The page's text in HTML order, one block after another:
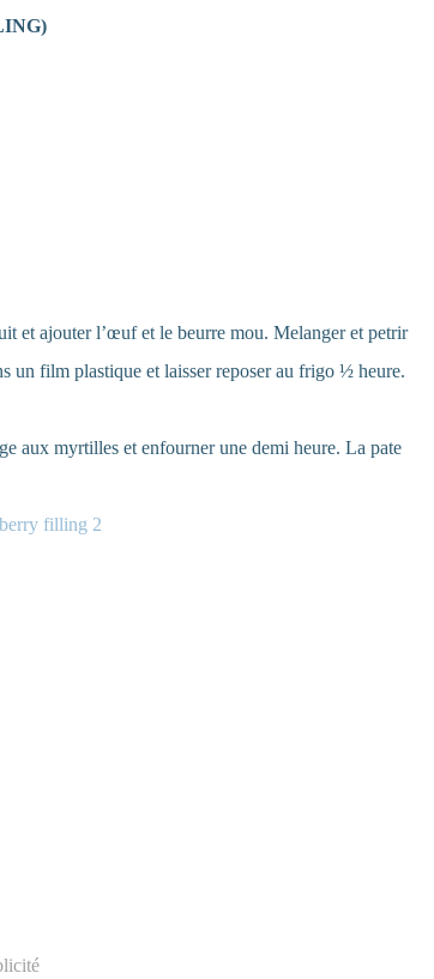
et ajouter l’œuf et le beurre mou. Melanger et petrir
un film plastique et laisser reposer au frigo ½ heure.
aux myrtilles et enfourner une demi heure. La pate